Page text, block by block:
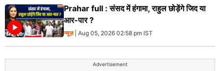
Prahar full : संसद में हंगामा, राहुल छोड़ेंगे जिद या
आर-पार ?
न्यूज़| Aug 05, 2026 02:58 pm IST
Advertisement